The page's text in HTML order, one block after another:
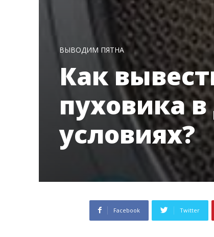
ВЫВОДИМ ПЯТНА
Как
пуховика
условиях?
Facebook Twitter